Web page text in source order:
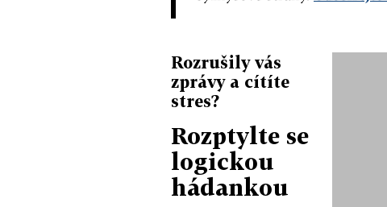
Rozrušily vás
zprávy a cítíte
stres?
Rozptylte se
logickou
hádankou